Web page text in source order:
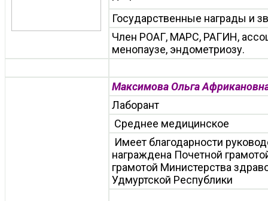
Государственные награды и
Член РОАГ, МАРС, РАГИН,
менопаузе, эндометриозу.
Максимова Ольга
Лаборант
Среднее медицинское
Имеет благодарности
награждена Почетной
грамотой Министерства
Удмуртской Республики